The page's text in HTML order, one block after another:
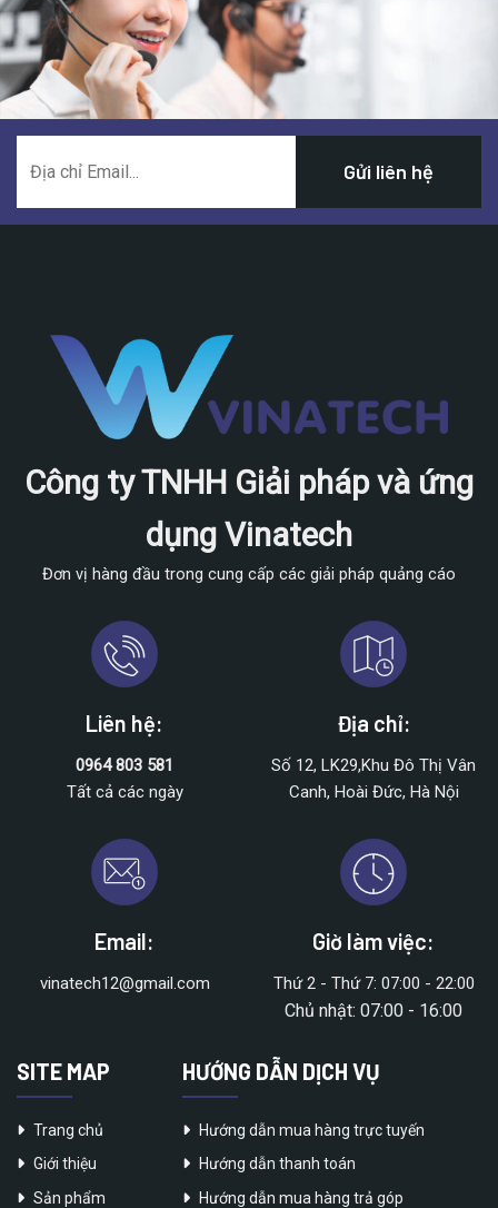
Công ty TNHH Giải pháp và ứng
dụng Vinatech
Đơn vị hàng đầu trong cung cấp các giải pháp quảng cáo
Liên hệ:
0964 803 581
Tất cả các ngày
Địa chỉ:
Số 12, LK29,Khu Đô Thị Vân
Canh, Hoài Đức, Hà Nội
Email:
vinatech12@gmail.com
Giờ làm việc:
Thứ 2 - Thứ 7: 07:00 - 22:00
Chủ nhật: 07:00 - 16:00
SITE MAP
Trang chủ
Giới thiệu
Sản phẩm
HƯỚNG DẪN DỊCH VỤ
Hướng dẫn mua hàng trực tuyến
Hướng dẫn thanh toán
Hướng dẫn mua hàng trả góp